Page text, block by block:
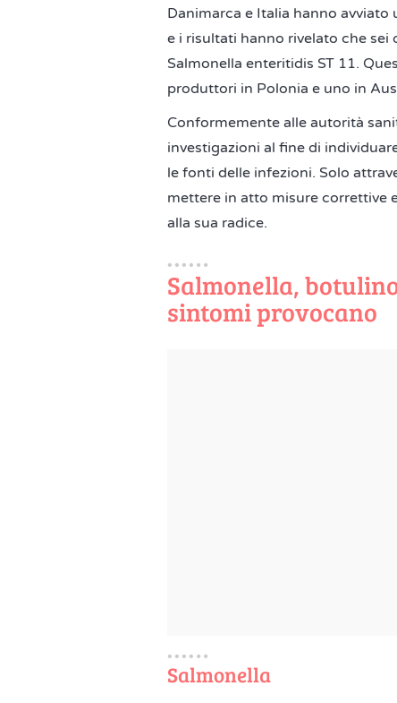
Danimarca e Italia hanno
e i risultati hanno rivelato che
Salmonella enteritidis ST 11.
produttori in Polonia e uno in
Conformemente alle autorità
investigazioni al fine di
le fonti delle infezioni. Solo
mettere in atto misure correttive
alla sua radice.
Salmonella,
sintomi provocano
Salmonella